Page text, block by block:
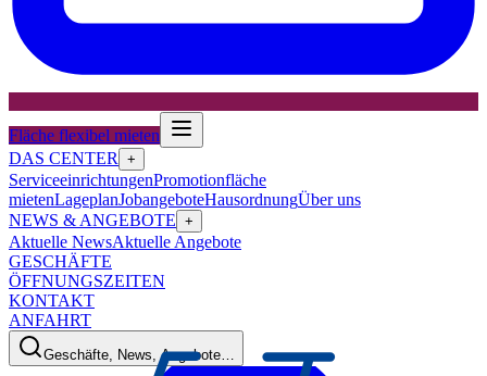
Fläche flexibel mieten
DAS CENTER
+
ServiceeinrichtungenPromotionfläche
mietenLageplanJobangeboteHausordnungÜber uns
NEWS & ANGEBOTE +
Aktuelle NewsAktuelle Angebote
GESCHÄFTE
ÖFFNUNGSZEITEN
KONTAKT
ANFAHRT
Geschäfte, News, Angebote…